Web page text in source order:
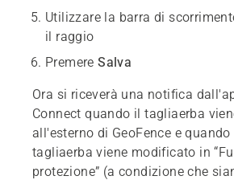
Utilizzare la barra di
il raggio
PremereSalva
Ora si riceverà una notifica
Connect quando il tagliaerba
all'esterno di GeoFence e
tagliaerba viene modificato in
protezione” (a condizione che